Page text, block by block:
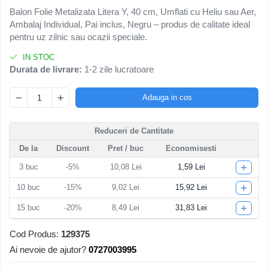
Maturi, Perii, Mopuri si Galeti
Perne Voiaj, Paturi si Textile
Produse ingrijire incaltaminte
Radiatoare si Seminee electrice
Steaguri
Tapet 3D Autoadeziv
Umidificatoare
Articole pentru Gradina si Bricolaj
Articole pentru Iluminat
Corpuri de iluminat
Lampi de veghe
Pelerine, Umbrele si Accesorii
Videoproiectoare
Pompe Baloane
Seturi si Arcade Baloane
Tematica Nunta
Balon Folie Metalizata Litera Y, 40 cm, Umflati cu Heliu sau Aer,
Ambalaj Individual, Pai inclus, Negru – produs de calitate ideal
pentru uz zilnic sau ocazii speciale.
IN STOC
Durata de livrare: 1-2 zile lucratoare
Adauga in cos
Reduceri de Cantitate
De la
Discount Pret / buc Economisesti
3buc -5% 10,08 Lei 1,59 Lei +
10 buc -15% 9,02 Lei 15,92 Lei +
15 buc -20% 8,49 Lei 31,83 Lei +
Cod Produs: 129375
Ai nevoie de ajutor? 0727003995